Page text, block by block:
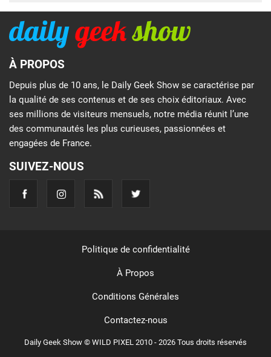
À PROPOS
Depuis plus de 10 ans, le Daily Geek Show se caractérise par
la qualité de ses contenus et de ses choix éditoriaux. Avec
ses millions de visiteurs mensuels, notre média réunit l’une
des communautés les plus curieuses, passionnées et
engagées de France.
SUIVEZ-NOUS
Daily Geek Show © WILD PIXEL 2010 - 2026 Tous droits réservés
Politique de confidentialité
À Propos
Conditions Générales
Contactez-nous